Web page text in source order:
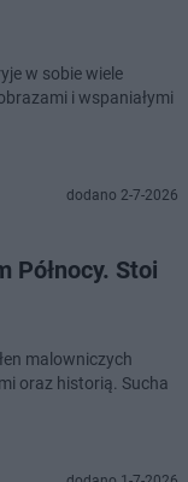
w sobie wiele
i wspaniałymi
dodano 2-7-2026
Północy. Stoi
malowniczych
oraz historią. Sucha